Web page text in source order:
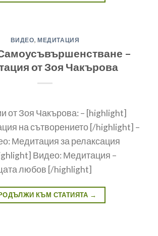
ВИДЕО, МЕДИТАЦИЯ
–
от Зоя Чакърова
от Зоя Чакърова: – [highlight]
на сътворението [/highlight] –
Медитация за релаксация
Видео: Медитация –
любов [/highlight]
КЪМ СТАТИЯТА →